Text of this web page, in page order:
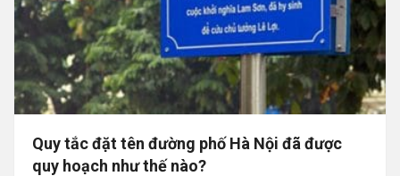
Quy tắc đặt tên đường phố Hà Nội đã được
quy hoạch như thế nào?